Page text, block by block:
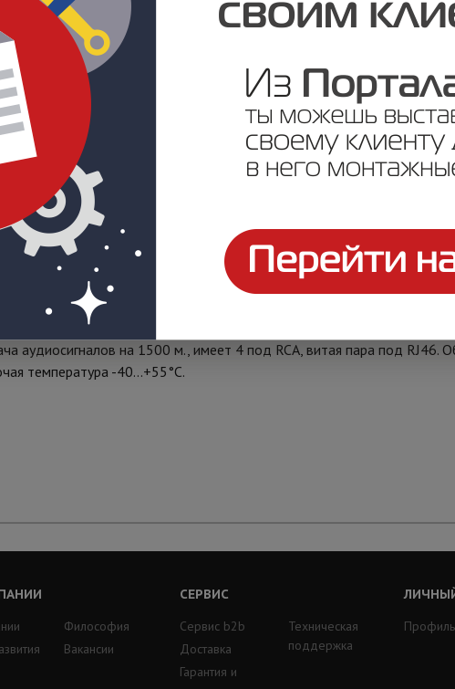
мультимедиа, двунаправленная передача 2-х видео и 2-х аудио
аудиосигналов на 1500 м., имеет 4 под RCA, витая пара под RJ46.
температура -40...+55°C.
Философия
Вакансии
СЕРВИС
Сервис b2b
Доставка
Гарантия и
Техническая
поддержка
Профиль